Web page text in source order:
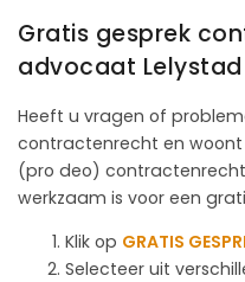
Gratis gesprek
advocaat Lelystad
Heeft u vragen of
contractenrecht en woont
(pro deo)
werkzaam is voor een
Klik op GRATIS
Selecteer uit